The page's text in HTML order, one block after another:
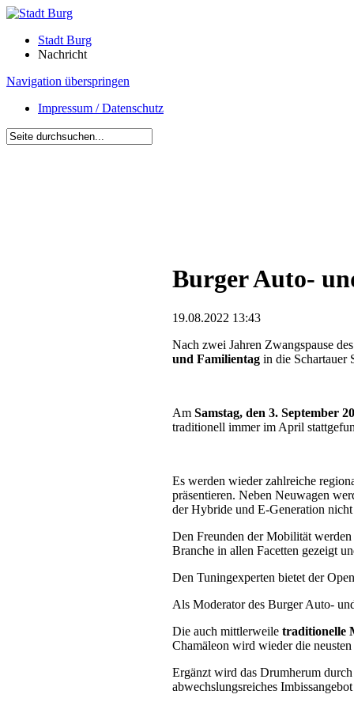
Stadt Burg
Nachricht
Navigation überspringen
Impressum / Datenschutz
Burger Auto-
19.08.2022 13:43
Nach zwei Jahren Zwangspause
und Familientag in die Schartauer
Am Samstag, den 3. September
traditionell immer im April
Es werden wieder zahlreiche
präsentieren. Neben Neuwagen
der Hybride und E-Generation
Den Freunden der Mobilität
Branche in allen Facetten gezeigt
Den Tuningexperten bietet der
Als Moderator des Burger Auto-
Die auch mittlerweile traditionelle
Chamäleon wird wieder die
Ergänzt wird das Drumherum
abwechslungsreiches